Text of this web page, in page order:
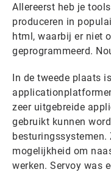
Allereerst heb je
produceren in
html, waarbij er niet
geprogrammeerd.
In de tweede plaats
zeer uitgebreide
gebruikt kunnen
besturingssystemen.
mogelijkheid om
werken. Servoy was